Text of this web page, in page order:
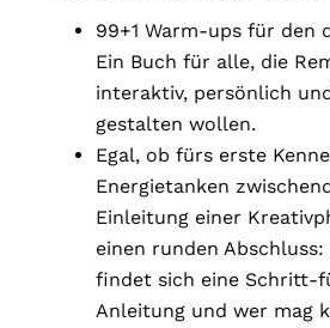
99+1 Warm-ups für den
Ein Buch für alle, die
interaktiv, persönlich
gestalten wollen.
Egal, ob fürs erste
Energietanken
Einleitung einer
einen runden
findet sich eine Schritt-
Anleitung und wer mag